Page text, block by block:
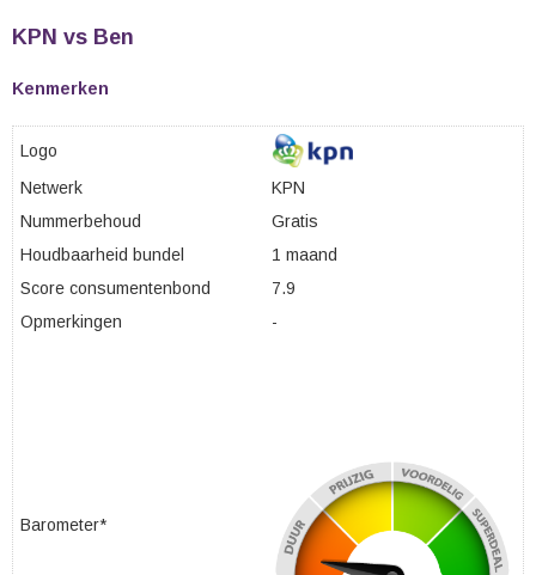
KPN vs Ben
Kenmerken
Logo
Netwerk
KPN
Nummerbehoud
Gratis
Houdbaarheid bundel
1 maand
Score consumentenbond
7.9
Opmerkingen
-
Barometer*